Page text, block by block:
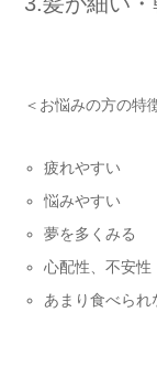
＜お悩みの方の特
疲れやすい
悩みやすい
夢を多くみる
心配性、不安性
あまり食べられ